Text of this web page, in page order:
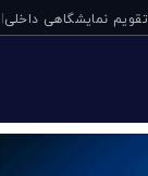
تقویم نمایشگاهی داخلی|